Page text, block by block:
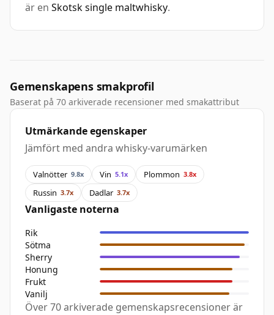
är en Skotsk single maltwhisky.
Gemenskapens smakprofil
Baserat på 70 arkiverade recensioner med smakattribut
Utmärkande egenskaper
Jämfört med andra whisky-varumärken
Valnötter 9.8x Vin 5.1x Plommon 3.8x
Russin 3.7x Dadlar 3.7x
Vanligaste noterna
Rik
Sötma
Sherry
Honung
Frukt
Vanilj
Över 70 arkiverade gemenskapsrecensioner är